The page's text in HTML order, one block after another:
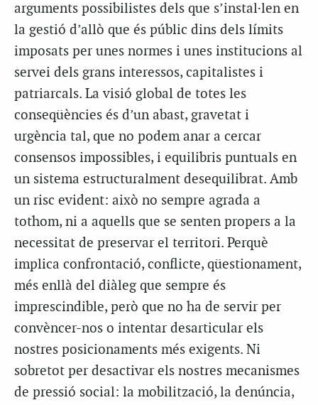
arguments possibilistes dels que s’instal·len en
la gestió d’allò que és públic dins dels límits
imposats per unes normes i unes institucions al
servei dels grans interessos, capitalistes i
patriarcals. La visió global de totes les
conseqüències és d’un abast, gravetat i
urgència tal, que no podem anar a cercar
consensos impossibles, i equilibris puntuals en
un sistema estructuralment desequilibrat. Amb
un risc evident: això no sempre agrada a
tothom, ni a aquells que se senten propers a la
necessitat de preservar el territori. Perquè
implica confrontació, conflicte, qüestionament,
més enllà del diàleg que sempre és
imprescindible, però que no ha de servir per
convèncer-nos o intentar desarticular els
nostres posicionaments més exigents. Ni
sobretot per desactivar els nostres mecanismes
de pressió social: la mobilització, la denúncia,